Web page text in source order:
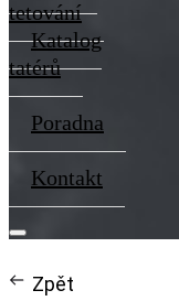
tetování
Katalog
tatérů
Poradna
Kontakt
Zpět